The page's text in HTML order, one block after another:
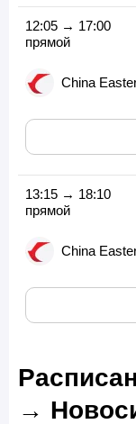
12:05 → 17:00
прямой
China
13:15 → 18:10
прямой
China
→